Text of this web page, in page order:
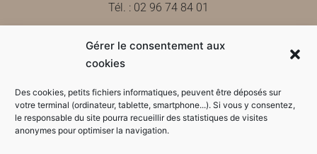
Gérer le consentement aux
cookies
Des cookies, petits fichiers informatiques, peuvent être déposés sur
votre terminal (ordinateur, tablette, smartphone...). Si vous y consentez,
le responsable du site pourra recueillir des statistiques de visites
anonymes pour optimiser la navigation.
Tél. : 02 96 74 84 01
Contactez-nous
Horaires d'ouverture de la mairie